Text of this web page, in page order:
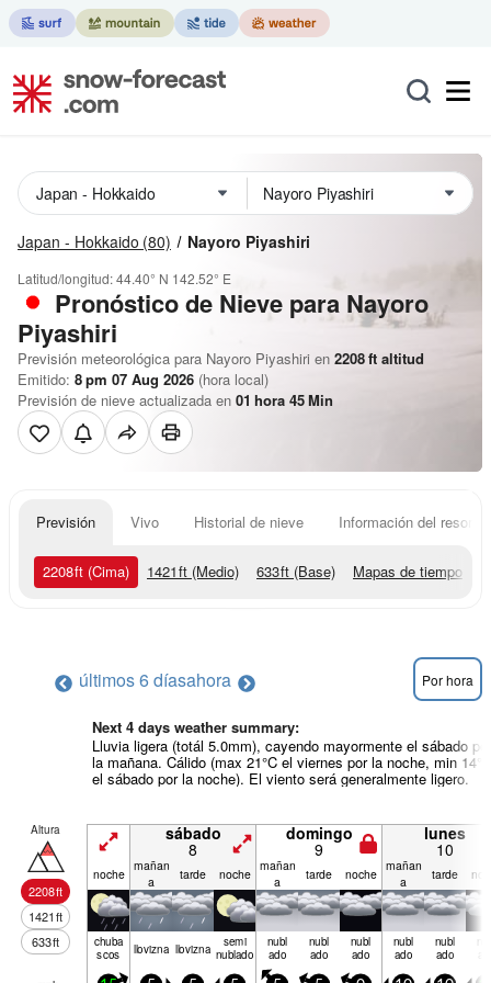
Japan - Hokkaido (80) Nayoro Piyashiri
Latitud/longitud:44.40° N 142.52° E
Pronóstico de Nieve para Nayoro
Piyashiri
Previsión meteorológica para Nayoro Piyashiri en 2208ft altitud
Emitido: 8 pm 07 Aug 2026 (hora local)
Previsión de nieve actualizada en 01 hora 45Min
Previsión Vivo Historial de nieve Información del resort
2208ft (Cima) 1421ft (Medio) 633ft (Base) Mapas de tiempo
últimos 6 díasahora Por hora
Next 4 days weather summary:
Lluvia ligera (totál 5.0mm), cayendo mayormente el sábado por
la mañana. Cálido (max 21°C el viernes por la noche, min 14°C
el sábado por la noche). El viento será generalmente ligero.
Altura
2208ft
1421ft
633ft
sábado
8
domingo
9
lunes
10
noche mañan
a
tarde noche mañan
a
tarde noche mañan
a
tarde
chuba
scos llov­izna llov­izna semi
nublado
nubl
ado
nubl
ado
nubl
ado
nubl
ado
nubl
ado